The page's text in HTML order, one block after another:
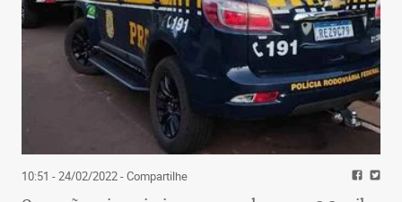
10:51 - 24/02/2022- Compartilhe